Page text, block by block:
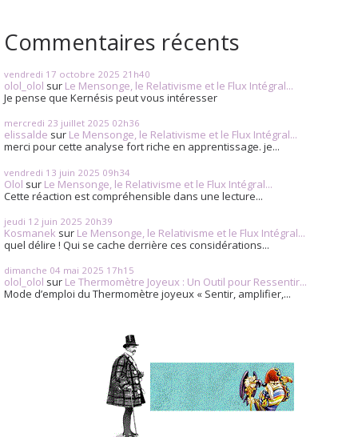
Commentaires récents
vendredi 17 octobre 2025 21h40
olol_olol sur Le Mensonge, le Relativisme et le Flux Intégral...
Je pense que Kernésis peut vous intéresser
mercredi 23 juillet 2025 02h36
elissalde sur Le Mensonge, le Relativisme et le Flux Intégral...
merci pour cette analyse fort riche en apprentissage. je...
vendredi 13 juin 2025 09h34
Olol sur Le Mensonge, le Relativisme et le Flux Intégral...
Cette réaction est compréhensible dans une lecture...
jeudi 12 juin 2025 20h39
Kosmanek sur Le Mensonge, le Relativisme et le Flux Intégral...
quel délire ! Qui se cache derrière ces considérations...
dimanche 04 mai 2025 17h15
olol_olol sur Le Thermomètre Joyeux : Un Outil pour Ressentir...
Mode d’emploi du Thermomètre joyeux « Sentir, amplifier,...